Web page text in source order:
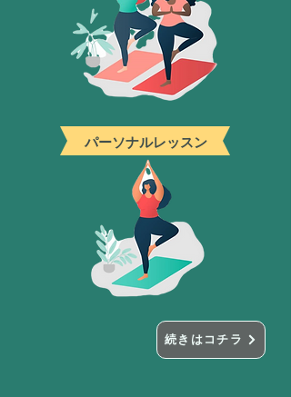
パーソナルレッスン
続きはコチラ